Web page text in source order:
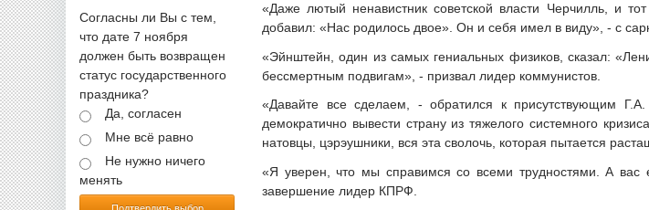
Согласны ли Вы с тем,
что дате 7 ноября
должен быть возвращен
статус государственного
праздника?
Да, согласен
Мне всё равно
Не нужно ничего
менять
«Даже лютый ненавистник советской власти Черчилль, и
добавил: «Нас родилось двое». Он и себя имел в виду», - с
«Эйнштейн, один из самых гениальных физиков, сказал:
бессмертным подвигам», - призвал лидер коммунистов.
«Давайте все сделаем, - обратился к присутствующим
демократично вывести страну из тяжелого системного
натовцы, цэрэушники, вся эта сволочь, которая пытается
«Я уверен, что мы справимся со всеми трудностями. А
завершение лидер КПРФ.